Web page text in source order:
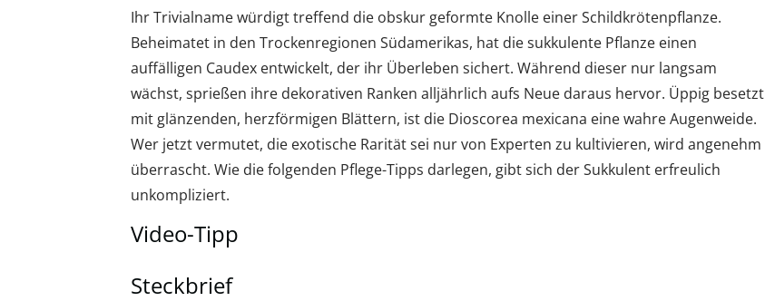
Ihr Trivialname würdigt treffend die obskur geformte Knolle einer Schildkrötenpflanze.
Beheimatet in den Trockenregionen Südamerikas, hat die sukkulente Pflanze einen
auffälligen Caudex entwickelt, der ihr Überleben sichert. Während dieser nur langsam
wächst, sprießen ihre dekorativen Ranken alljährlich aufs Neue daraus hervor. Üppig besetzt
mit glänzenden, herzförmigen Blättern, ist die Dioscorea mexicana eine wahre Augenweide.
Wer jetzt vermutet, die exotische Rarität sei nur von Experten zu kultivieren, wird angenehm
überrascht. Wie die folgenden Pflege-Tipps darlegen, gibt sich der Sukkulent erfreulich
unkompliziert.
Video-Tipp
Steckbrief